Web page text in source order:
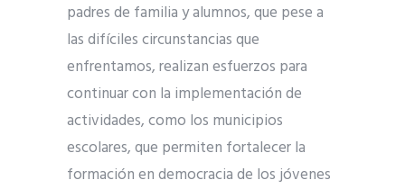
padres de familia y alumnos, que pese a
las difíciles circunstancias que
enfrentamos, realizan esfuerzos para
continuar con la implementación de
actividades, como los municipios
escolares, que permiten fortalecer la
formación en democracia de los jóvenes